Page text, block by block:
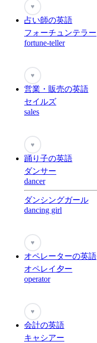
♥
占い師の英語
フォーチュンテラー
fortune-teller
♥
営業・販売の英語
セイルズ
sales
♥
踊り子の英語
ダンサー
dancer
ダンシングガール
dancing girl
♥
オペレーターの英語
オペレイ夕ー
operator
♥
会計の英語
キャシアー